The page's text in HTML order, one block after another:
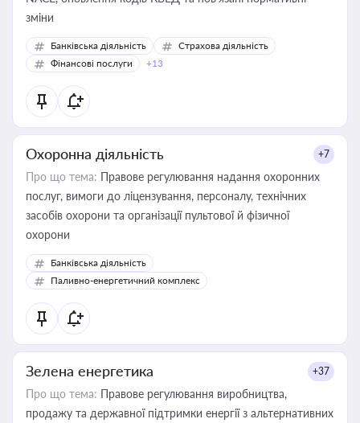
зміни
Банківська діяльність
Страхова діяльність
Фінансові послуги
+13
Охоронна діяльність +7
Про що тема: Правове регулювання надання охоронних
послуг, вимоги до ліцензування, персоналу, технічних
засобів охорони та організації пультової й фізичної
охорони
Банківська діяльність
Паливно-енергетичний комплекс
Зелена енергетика +37
Про що тема: Правове регулювання виробництва,
продажу та державної підтримки енергії з альтернативних